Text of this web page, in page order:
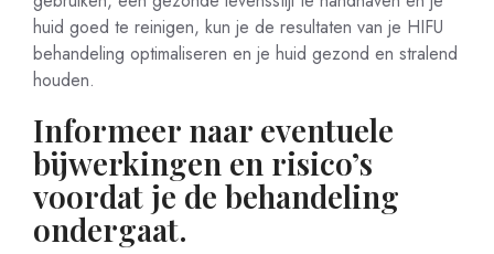
huid goed te reinigen, kun je de resultaten van je HIFU
behandeling optimaliseren en je huid gezond en stralend
houden.
Informeer naar eventuele
bijwerkingen en risico’s
voordat je de behandeling
ondergaat.